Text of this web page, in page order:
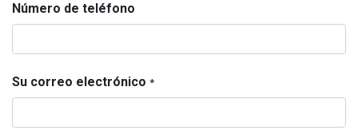
Número de teléfono
Su correo electrónico *